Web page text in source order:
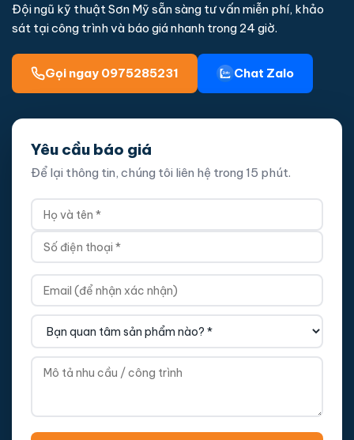
Đội ngũ kỹ thuật Sơn Mỹ sẵn sàng tư vấn miễn phí, khảo
sát tại công trình và báo giá nhanh trong 24 giờ.
Gọi ngay 0975285231 Chat Zalo
Yêu cầu báo giá
Để lại thông tin, chúng tôi liên hệ trong 15 phút.